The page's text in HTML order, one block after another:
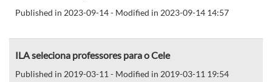
Published in 2023-09-14 - Modified in 2023-09-14 14:57
ILA seleciona professores para o Cele
Published in 2019-03-11 - Modified in 2019-03-11 19:54